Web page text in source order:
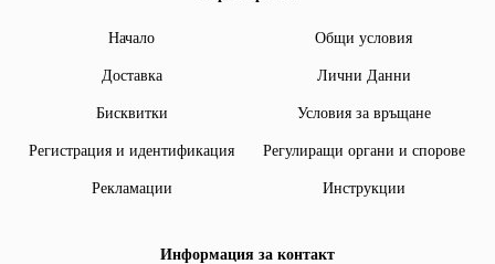
Начало Общи условия
Доставка Лични Данни
Бисквитки Условия за връщане
Регистрация и идентификация Регулиращи органи и спорове
Рекламации Инструкции
Информация за контакт